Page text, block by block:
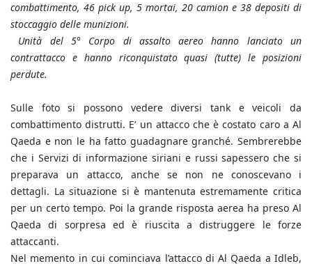
combattimento, 46 pick up, 5 mortai, 20 camion e 38 depositi di
stoccaggio delle munizioni.
Unità del 5° Corpo di assalto aereo hanno lanciato un
contrattacco e hanno riconquistato quasi (tutte) le posizioni
perdute.
Sulle foto si possono vedere diversi tank e veicoli da
combattimento distrutti. E’ un attacco che è costato caro a Al
Qaeda e non le ha fatto guadagnare granché. Sembrerebbe
che i Servizi di informazione siriani e russi sapessero che si
preparava un attacco, anche se non ne conoscevano i
dettagli. La situazione si è mantenuta estremamente critica
per un certo tempo. Poi la grande risposta aerea ha preso Al
Qaeda di sorpresa ed è riuscita a distruggere le forze
attaccanti.
Nel memento in cui cominciava l’attacco di Al Qaeda a Idleb,